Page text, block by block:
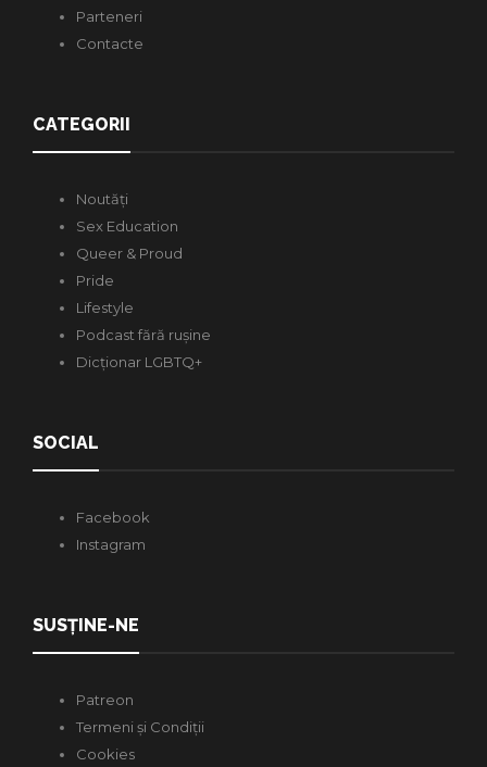
Parteneri
Contacte
CATEGORII
Noutăți
Sex Education
Queer & Proud
Pride
Lifestyle
Podcast fără rușine
Dicționar LGBTQ+
SOCIAL
Facebook
Instagram
SUSȚINE-NE
Patreon
Termeni și Condiții
Cookies